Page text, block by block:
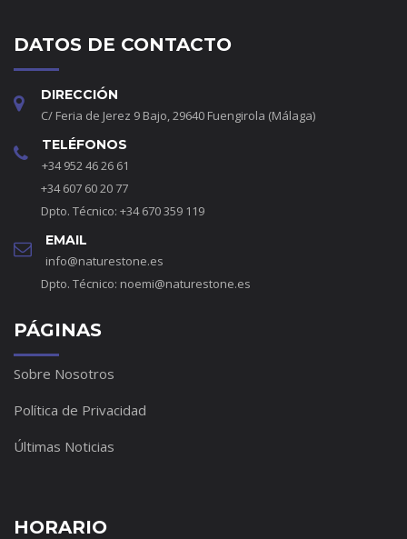
DATOS DE CONTACTO
DIRECCIÓN
C/ Feria de Jerez 9 Bajo, 29640 Fuengirola (Málaga)
TELÉFONOS
+34 952 46 26 61
+34 607 60 20 77
Dpto. Técnico: +34 670 359 119
EMAIL
info@naturestone.es
Dpto. Técnico: noemi@naturestone.es
PÁGINAS
Sobre Nosotros
Política de Privacidad
Últimas Noticias
HORARIO